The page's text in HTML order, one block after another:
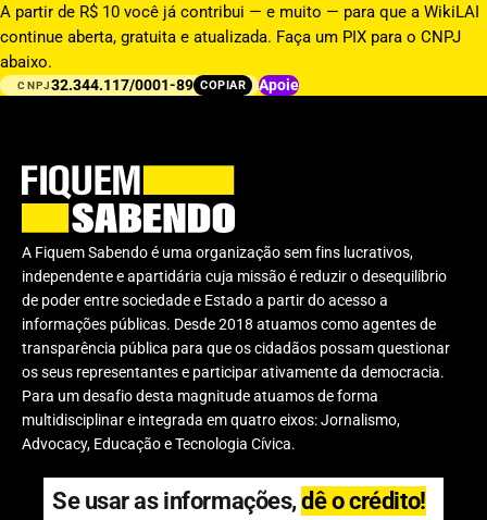
A partir de R$ 10 você já contribui — e muito — para que a WikiLAI
continue aberta, gratuita e atualizada. Faça um PIX para o CNPJ
abaixo.
CNPJ32.344.117/0001-89 COPIAR Apoie
A Fiquem Sabendo é uma organização sem fins lucrativos,
independente e apartidária cuja missão é reduzir o desequilíbrio
de poder entre sociedade e Estado a partir do acesso a
informações públicas. Desde 2018 atuamos como agentes de
transparência pública para que os cidadãos possam questionar
os seus representantes e participar ativamente da democracia.
Para um desafio desta magnitude atuamos de forma
multidisciplinar e integrada em quatro eixos: Jornalismo,
Advocacy, Educação e Tecnologia Cívica.
Se usar as informações,dê o crédito!